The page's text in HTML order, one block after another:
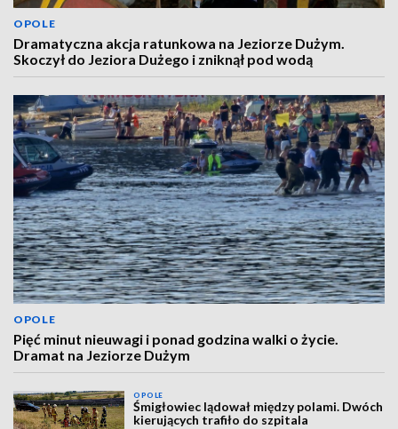
OPOLE
Dramatyczna akcja ratunkowa na Jeziorze Dużym.
Skoczył do Jeziora Dużego i zniknął pod wodą
OPOLE
Pięć minut nieuwagi i ponad godzina walki o życie.
Dramat na Jeziorze Dużym
OPOLE
Śmigłowiec lądował między polami. Dwóch
kierujących trafiło do szpitala